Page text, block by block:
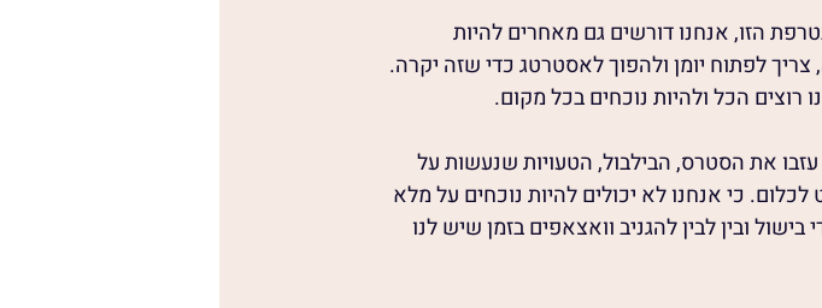
הזו, אנחנו דורשים גם מאחרים להיות
לפתוח יומן ולהפוך לאסטרטג כדי שזה יקרה.
רוצים הכל ולהיות נוכחים בכל מקום.
את הסטרס, הבילבול, הטעויות שנעשות על
כי אנחנו לא יכולים להיות נוכחים על מלא
ובין לבין להגניב וואצאפים בזמן שיש לנו